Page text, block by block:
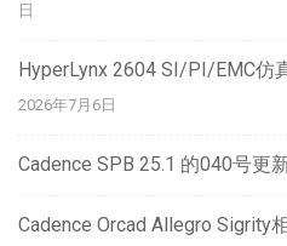
日
HyperLynx 2604 SI/PI/EMC仿
2026年7月6日
Cadence SPB 25.1 的040号更
Cadence Orcad Allegro Sigrity